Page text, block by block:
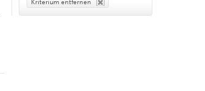
Kriterium entfernen